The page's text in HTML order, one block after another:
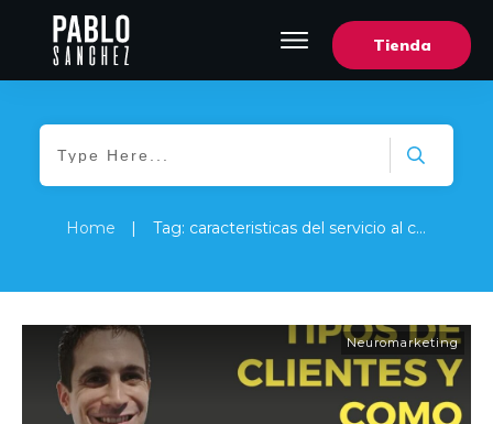
Tienda
Home Tag: caracteristicas del servicio al cliente
Neuromarketing